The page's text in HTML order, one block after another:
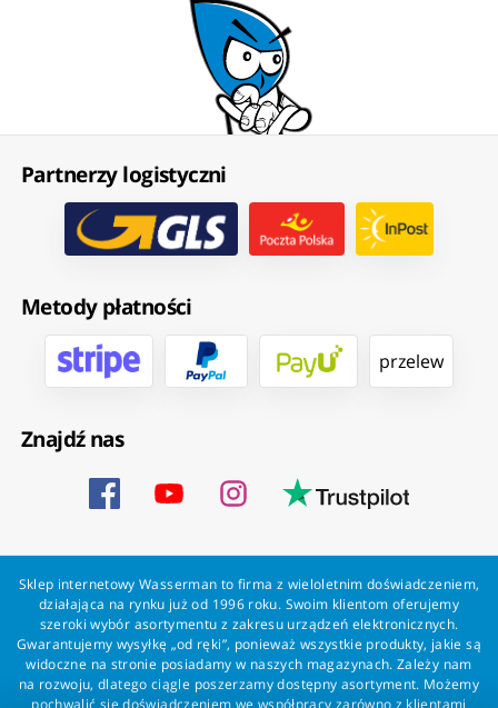
Partnerzy logistyczni
Metody płatności
przelew
Znajdź nas
Sklep internetowy Wasserman to firma z wieloletnim doświadczeniem,
działająca na rynku już od 1996 roku. Swoim klientom oferujemy
szeroki wybór asortymentu z zakresu urządzeń elektronicznych.
Gwarantujemy wysyłkę „od ręki”, ponieważ wszystkie produkty, jakie są
widoczne na stronie posiadamy w naszych magazynach. Zależy nam
na rozwoju, dlatego ciągle poszerzamy dostępny asortyment. Możemy
pochwalić się doświadczeniem we współpracy zarówno z klientami